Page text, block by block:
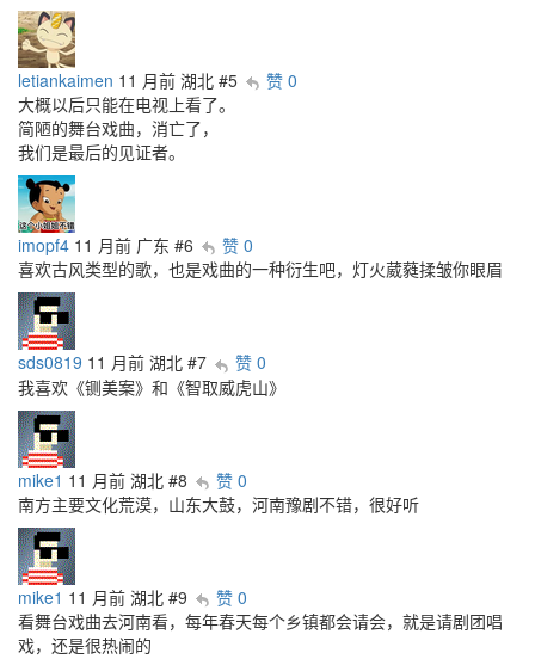
letiankaimen 11 月前 湖北 #5
赞 0
大概以后只能在电视上看了。
简陋的舞台戏曲，消亡了，
我们是最后的见证者。
imopf4 11 月前 广东 #6
赞 0
喜欢古风类型的歌，也是戏曲的一种衍生吧，灯火葳蕤揉皱你眼眉
sds0819 11 月前 湖北 #7
赞 0
我喜欢《铡美案》和《智取威虎山》
mike1 11 月前 湖北 #8
赞 0
南方主要文化荒漠，山东大鼓，河南豫剧不错，很好听
mike1 11 月前 湖北 #9
赞 0
看舞台戏曲去河南看，每年春天每个乡镇都会请会，就是请剧团唱
戏，还是很热闹的